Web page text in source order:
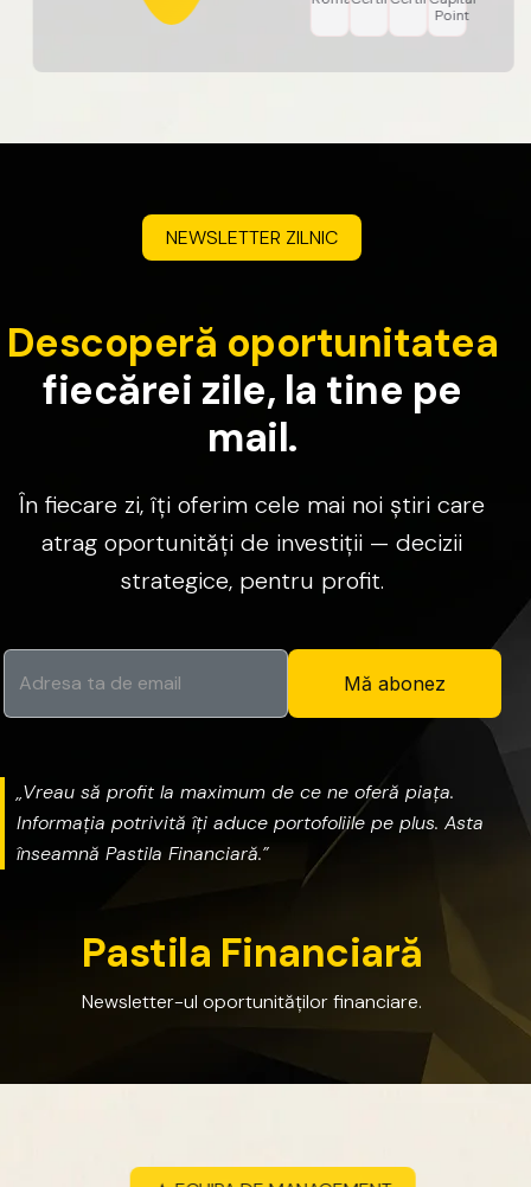
Point
NEWSLETTER ZILNIC
Descoperă oportunitatea
fiecărei zile, la tine pe
mail.
În fiecare zi, îți oferim cele mai noi știri care
atrag oportunități de investiții — decizii
strategice, pentru profit.
Mă abonez
„Vreau să profit la maximum de ce ne oferă piața.
Informația potrivită îți aduce portofoliile pe plus. Asta
înseamnă Pastila Financiară.”
Pastila Financiară
Newsletter-ul oportunităților financiare.